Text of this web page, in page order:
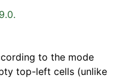
to the mode
top-left cells (unlike